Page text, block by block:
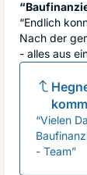
“Endlich
Nach der
- alles aus
“Vielen
- Team”